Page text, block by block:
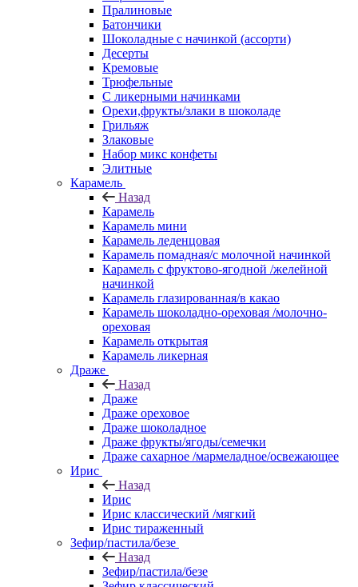
Пралиновые
Батончики
Шоколадные с начинкой (ассорти)
Десерты
Кремовые
Трюфельные
С ликерными начинками
Орехи,фрукты/злаки в шоколаде
Грильяж
Злаковые
Набор микс конфеты
Элитные
Карамель
Назад
Карамель
Карамель мини
Карамель леденцовая
Карамель помадная/с молочной начинкой
Карамель с фруктово-ягодной /желейной
начинкой
Карамель глазированная/в какао
Карамель шоколадно-ореховая /молочно-
ореховая
Карамель открытая
Карамель ликерная
Драже
Назад
Драже
Драже ореховое
Драже шоколадное
Драже фрукты/ягоды/семечки
Драже сахарное /мармеладное/освежающее
Ирис
Назад
Ирис
Ирис классический /мягкий
Ирис тираженный
Зефир/пастила/безе
Назад
Зефир/пастила/безе